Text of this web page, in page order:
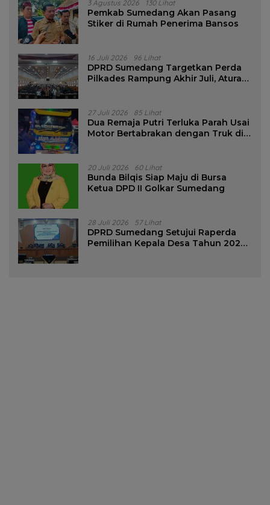
3 Agustus 2026 130 Lihat
Pemkab Sumedang Akan Pasang
Stiker di Rumah Penerima Bansos
16 Juli 2026 96 Lihat
DPRD Sumedang Targetkan Perda
Pilkades Rampung Akhir Juli, Aturan
27 Juli 2026 85 Lihat
Dua Remaja Putri Terluka Parah Usai
Motor Bertabrakan dengan Truk di
20 Juli 2026 60 Lihat
Bunda Bilqis Siap Maju di Bursa
Ketua DPD II Golkar Sumedang
28 Juli 2026 57 Lihat
DPRD Sumedang Setujui Raperda
Pemilihan Kepala Desa Tahun 2026